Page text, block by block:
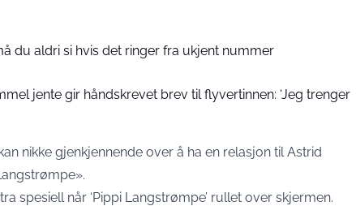
du aldri si hvis det ringer fra ukjent nummer
jente gir håndskrevet brev til flyvertinnen: ‘Jeg trenger
nikke gjenkjennende over å ha en relasjon til Astrid
spesiell når ‘Pippi Langstrømpe’ rullet over skjermen.